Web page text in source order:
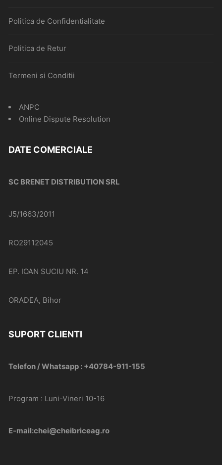
Politica de Confidentialitate
Politica de Retur
Termeni si Conditii
ANPC
Online Dispute Resolution
DATE COMERCIALE
SC BRENET DISTRIBUTION SRL
J5/1663/2011
RO29112045
EP. IOAN SUCIU NR. 14
ORADEA, Bihor
SUPORT CLIENTI
Telefon / Whatsapp : +40784-911-155
Program : Luni-Vineri 10-16
E-mail:chei@cheibriceag.ro